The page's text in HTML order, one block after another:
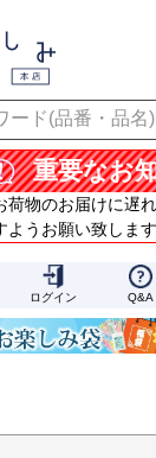
重要なお
荷物のお届けに遅
ようお願い致しま
ログイン Q&A